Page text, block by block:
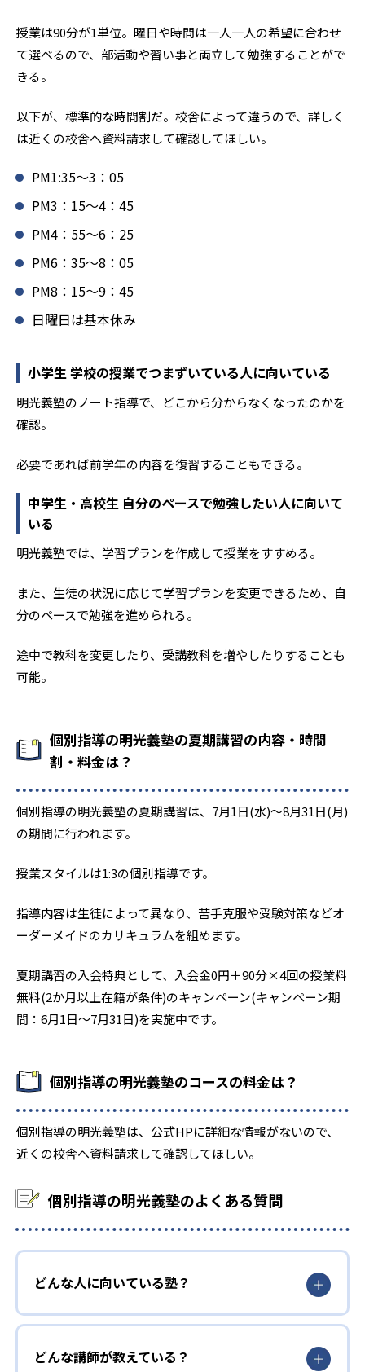
授業は90分が1単位。曜日や時間は一人一人の希望に合わせ
て選べるので、部活動や習い事と両立して勉強することがで
きる。
以下が、標準的な時間割だ。校舎によって違うので、詳しく
は近くの校舎へ資料請求して確認してほしい。
PM1:35～3：05
PM3：15～4：45
PM4：55～6：25
PM6：35～8：05
PM8：15～9：45
日曜日は基本休み
小学生 学校の授業でつまずいている人に向いている
明光義塾のノート指導で、どこから分からなくなったのかを
確認。
必要であれば前学年の内容を復習することもできる。
中学生・高校生 自分のペースで勉強したい人に向いて
いる
明光義塾では、学習プランを作成して授業をすすめる。
また、生徒の状況に応じて学習プランを変更できるため、自
分のペースで勉強を進められる。
途中で教科を変更したり、受講教科を増やしたりすることも
可能。
個別指導の明光義塾の夏期講習の内容・時間
割・料金は？
個別指導の明光義塾の夏期講習は、7月1日(水)〜8月31日(月)
の期間に行われます。
授業スタイルは1:3の個別指導です。
指導内容は生徒によって異なり、苦手克服や受験対策などオ
ーダーメイドのカリキュラムを組めます。
夏期講習の入会特典として、入会金0円＋90分×4回の授業料
無料(2か月以上在籍が条件)のキャンペーン(キャンペーン期
間：6月1日〜7月31日)を実施中です。
個別指導の明光義塾のコースの料金は？
個別指導の明光義塾は、公式HPに詳細な情報がないので、
近くの校舎へ資料請求して確認してほしい。
個別指導の明光義塾のよくある質問
どんな人に向いている塾？
どんな講師が教えている？